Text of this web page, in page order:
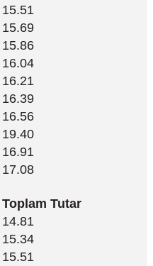
15.51
15.69
15.86
16.04
16.21
16.39
16.56
19.40
16.91
17.08
Toplam Tutar
14.81
15.34
15.51